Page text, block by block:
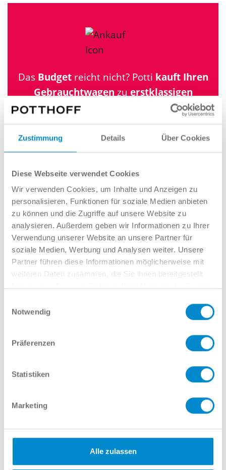
Zustimmung Details Über Cookies
Diese Webseite verwendet Cookies
Wir verwenden Cookies, um Inhalte und Anzeigen zu
personalisieren, Funktionen für soziale Medien anbieten
zu können und die Zugriffe auf unsere Website zu
analysieren. Außerdem geben wir Informationen zu Ihrer
Verwendung unserer Website an unsere Partner für
soziale Medien, Werbung und Analysen weiter. Unsere
Partner führen diese Informationen möglicherweise mit
weiteren Daten zusammen, die Sie ihnen bereitgestellt
Notwendig
Präferenzen
Statistiken
Marketing
Alle zulassen
Das Budgetreicht nicht? Potti kauft Ihren
Gebrauchtwagen zu erstklassigen
Konditionen
. So wird aus der großen
Nummer, ein kleiner Preis!
Ihr Auto schätzen
Interessieren Sie sich für dieses
Angebot? Wir möchten Sie gern
beraten!
Name
E-Mail